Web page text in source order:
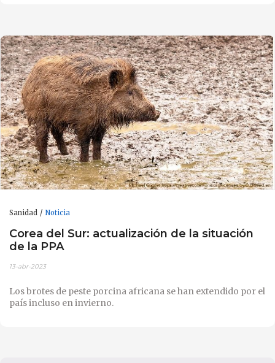
Sanidad Noticia
Corea del Sur: actualización de la situación
de la PPA
13-abr-2023
Los brotes de peste porcina africana se han extendido por el
país incluso en invierno.